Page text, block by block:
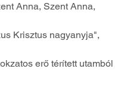
Anna, Szent Anna,
Krisztus nagyanyja",
erő térített